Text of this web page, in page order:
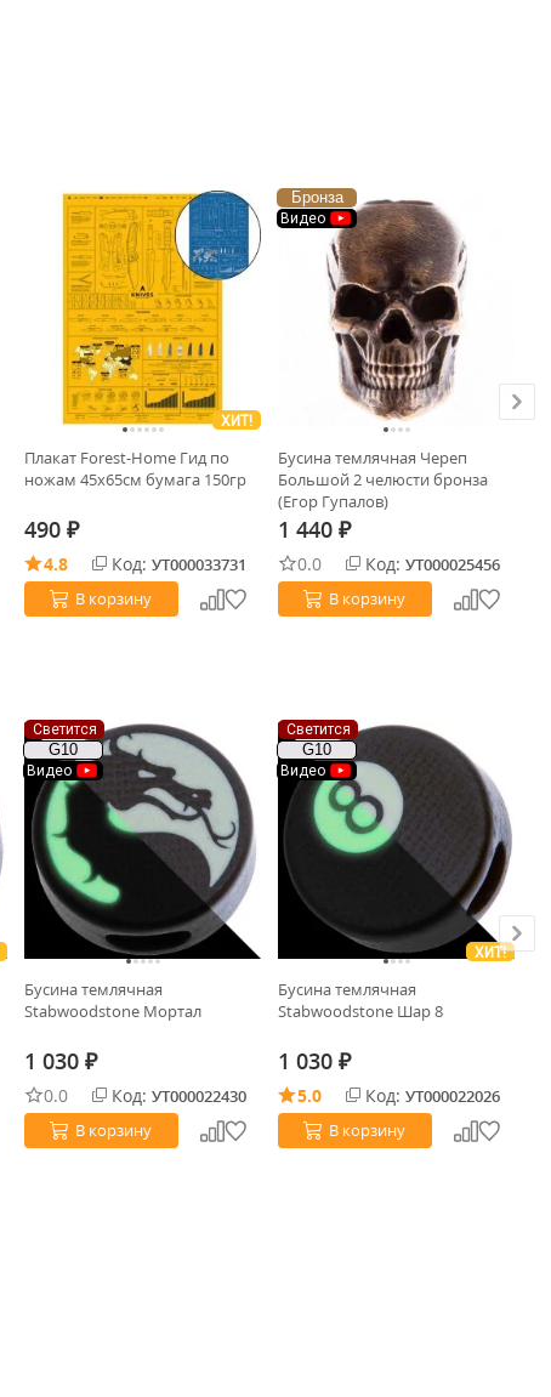
ХИТ!
Плакат Forest-Home Гид по
ножам 45х65см бумага 150гр
490 ₽
4.8 Код: УТ000033731
В корзину
Бронза
Видео
Бусина темлячная Череп
Большой 2 челюсти бронза
(Егор Гупалов)
1 440 ₽
0.0 Код: УТ000025456
В корзину
Светится
G10
Видео
Бусина темлячная
Stabwoodstone Мортал
1 030 ₽
0.0 Код: УТ000022430
В корзину
Светится
G10
Видео
ХИТ!
Бусина темлячная
Stabwoodstone Шар 8
1 030 ₽
5.0 Код: УТ000022026
В корзину